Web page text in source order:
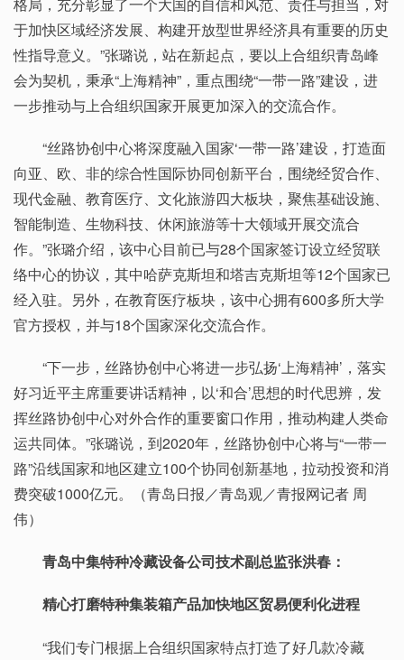
于加快区域经济发展、构建开放型世界经济具有重要的历史
性指导意义。”张璐说，站在新起点，要以上合组织青岛峰
会为契机，秉承“上海精神”，重点围绕“一带一路”建设，进
一步推动与上合组织国家开展更加深入的交流合作。
“丝路协创中心将深度融入国家‘一带一路’建设，打造面
向亚、欧、非的综合性国际协同创新平台，围绕经贸合作、
现代金融、教育医疗、文化旅游四大板块，聚焦基础设施、
智能制造、生物科技、休闲旅游等十大领域开展交流合
作。”张璐介绍，该中心目前已与28个国家签订设立经贸联
络中心的协议，其中哈萨克斯坦和塔吉克斯坦等12个国家已
经入驻。另外，在教育医疗板块，该中心拥有600多所大学
官方授权，并与18个国家深化交流合作。
“下一步，丝路协创中心将进一步弘扬‘上海精神’，落实
好习近平主席重要讲话精神，以‘和合’思想的时代思辨，发
挥丝路协创中心对外合作的重要窗口作用，推动构建人类命
运共同体。”张璐说，到2020年，丝路协创中心将与“一带一
路”沿线国家和地区建立100个协同创新基地，拉动投资和消
费突破1000亿元。（青岛日报／青岛观／青报网记者 周
伟）
青岛中集特种冷藏设备公司技术副总监张洪春：
精心打磨特种集装箱产品加快地区贸易便利化进程
“我们专门根据上合组织国家特点打造了好几款冷藏